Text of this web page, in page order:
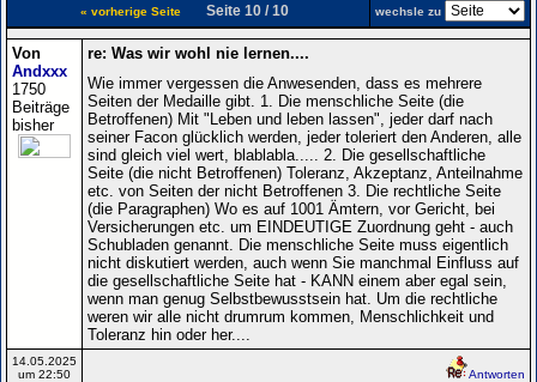
« vorherige Seite Seite 10 / 10 wechsle zu
Von
Andxxx
1750
Beiträge
bisher
re: Was wir wohl nie lernen....
Wie immer vergessen die Anwesenden, dass es mehrere
Seiten der Medaille gibt. 1. Die menschliche Seite (die
Betroffenen) Mit "Leben und leben lassen", jeder darf nach
seiner Facon glücklich werden, jeder toleriert den Anderen, alle
sind gleich viel wert, blablabla..... 2. Die gesellschaftliche
Seite (die nicht Betroffenen) Toleranz, Akzeptanz, Anteilnahme
etc. von Seiten der nicht Betroffenen 3. Die rechtliche Seite
(die Paragraphen) Wo es auf 1001 Ämtern, vor Gericht, bei
Versicherungen etc. um EINDEUTIGE Zuordnung geht - auch
Schubladen genannt. Die menschliche Seite muss eigentlich
nicht diskutiert werden, auch wenn Sie manchmal Einfluss auf
die gesellschaftliche Seite hat - KANN einem aber egal sein,
wenn man genug Selbstbewusstsein hat. Um die rechtliche
weren wir alle nicht drumrum kommen, Menschlichkeit und
Toleranz hin oder her....
14.05.2025
um 22:50
Antworten